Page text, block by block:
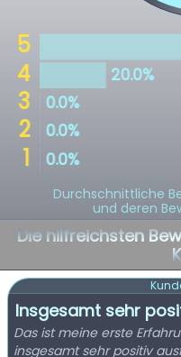
Durchschnittliche
und deren
Die hilfreichsten
Insgesamt sehr
Das ist meine erste
insgesamt sehr positiv